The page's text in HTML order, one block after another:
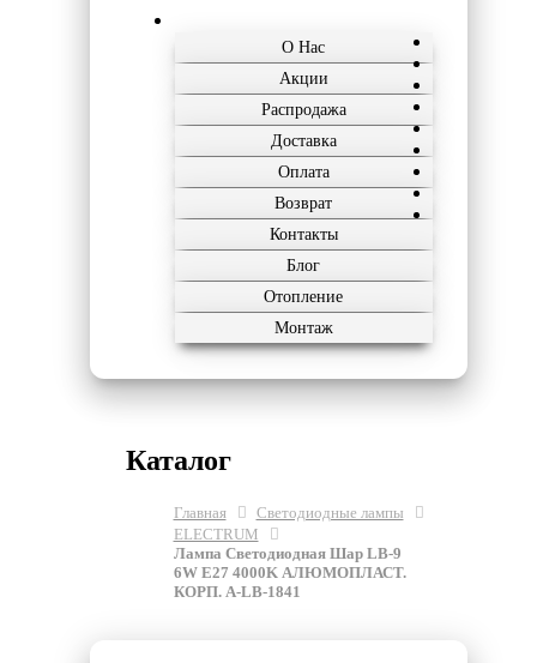
О Нас
Акции
Распродажа
Доставка
Оплата
Возврат
Контакты
Блог
Отопление
Монтаж
Каталог
Главная
Светодиодные лампы
ELECTRUM
Лампа Светодиодная Шар LB-9
6W E27 4000K АЛЮМОПЛАСТ.
КОРП. A-LB-1841